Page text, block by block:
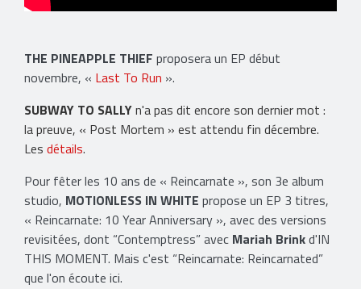
THE PINEAPPLE THIEF proposera un EP début
novembre, « Last To Run ».
SUBWAY TO SALLYn'a pas dit encore son dernier mot :
la preuve, « Post Mortem » est attendu fin décembre.
Les détails.
Pour fêter les 10 ans de « Reincarnate », son 3e album
studio, MOTIONLESS IN WHITE propose un EP 3 titres,
« Reincarnate: 10 Year Anniversary », avec des versions
revisitées, dont “Contemptress” avec Mariah Brinkd'IN
THIS MOMENT. Mais c'est “Reincarnate: Reincarnated”
que l'on écoute ici.